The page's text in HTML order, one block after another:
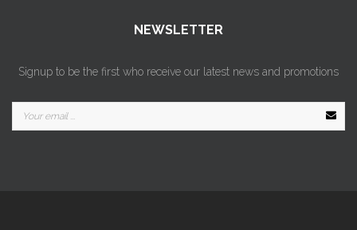
NEWSLETTER
Signup to be the first who receive our latest news and promotions